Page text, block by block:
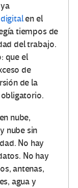
en el
tiempos de
del trabajo.
que el
de
de la
nube,
nube sin
No hay
No hay
antenas,
agua y